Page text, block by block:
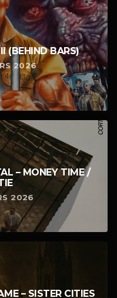
(BEHIND BARS)
2026
– MONEY TIME /
2026
– SISTER CITIES